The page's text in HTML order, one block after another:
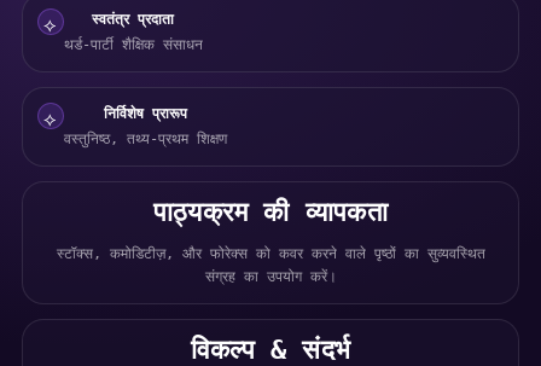
⟡
स्वतंत्र प्रदाता
थर्ड-पार्टी शैक्षिक संसाधन
⟡
निर्विशेष प्रारूप
वस्तुनिष्ठ, तथ्य-प्रथम शिक्षण
पाठ्यक्रम की व्यापकता
स्टॉक्स, कमोडिटीज़, और फोरेक्स को कवर करने वाले पृष्ठों का सुव्यवस्थित
संग्रह का उपयोग करें।
विकल्प & संदर्भ